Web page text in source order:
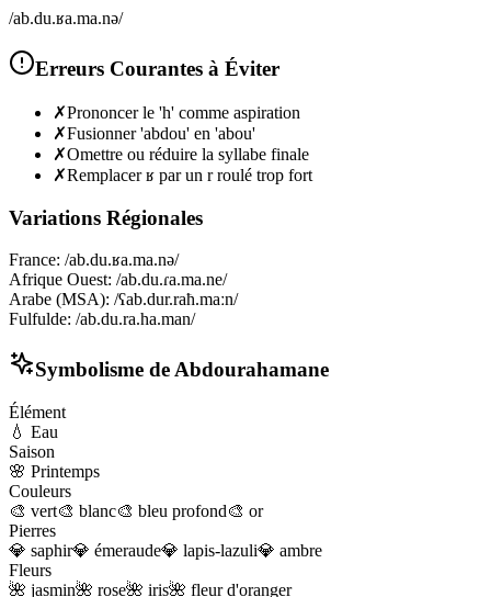
/ab.du.ʁa.ma.nə/
Erreurs Courantes à Éviter
✗Prononcer le 'h' comme aspiration
✗Fusionner 'abdou' en 'abou'
✗Omettre ou réduire la syllabe finale
✗Remplacer ʁ par un r roulé trop fort
Variations Régionales
France: /ab.du.ʁa.ma.nə/
Afrique Ouest: /ab.du.ɾa.ma.ne/
Arabe (MSA): /ʕab.dur.raħ.maːn/
Fulfulde: /ab.du.ra.ha.man/
Symbolisme de Abdourahamane
Élément
💧 Eau
Saison
🌸 Printemps
Couleurs
🎨 vert🎨 blanc🎨 bleu profond🎨 or
Pierres
💎 saphir💎 émeraude💎 lapis-lazuli💎 ambre
Fleurs
🌺 jasmin🌺 rose🌺 iris🌺 fleur d'oranger